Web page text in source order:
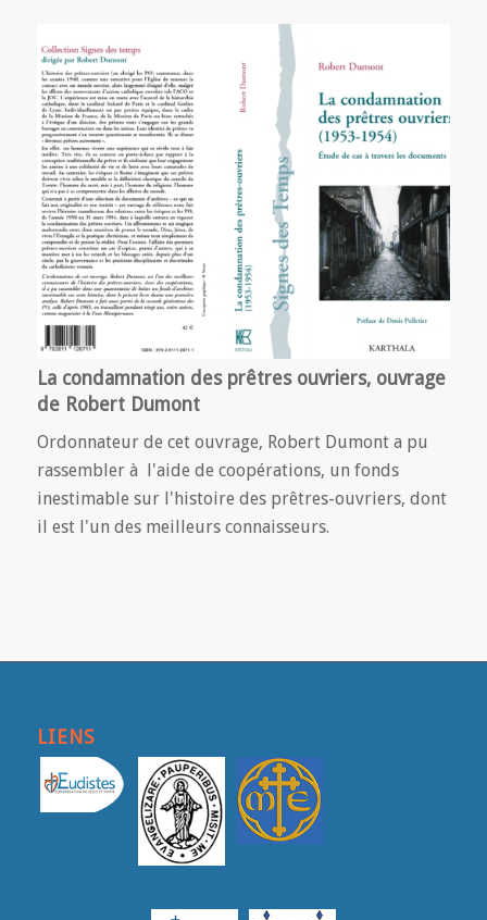
La condamnation des prêtres ouvriers, ouvrage
de Robert Dumont
Ordonnateur de cet ouvrage, Robert Dumont a pu
rassembler à l'aide de coopérations, un fonds
inestimable sur l'histoire des prêtres-ouvriers, dont
il est l'un des meilleurs connaisseurs.
LIENS